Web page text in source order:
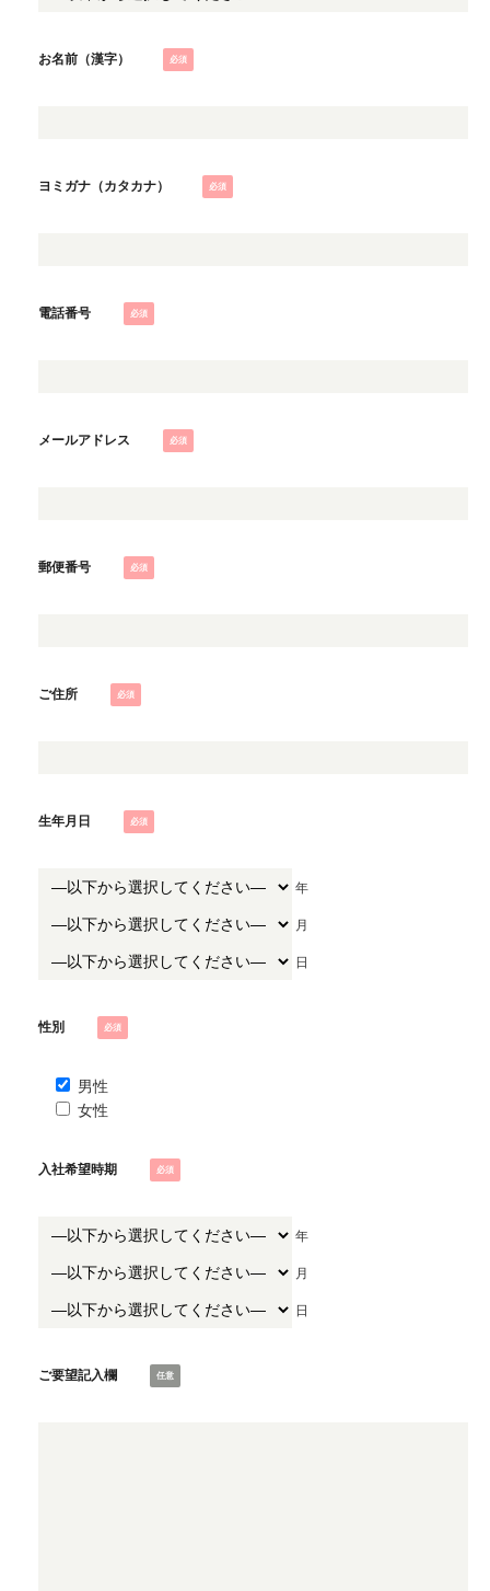
お名前（漢字）
ヨミガナ（カタカナ）
電話番号
メールアドレス
郵便番号
ご住所
生年月日
年
月
日
性別
男性
女性
入社希望時期
年
月
日
ご要望記入欄